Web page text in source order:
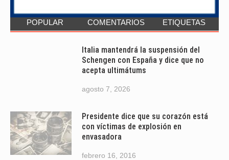
POPULAR COMENTARIOS ETIQUETAS
Italia mantendrá la suspensión del
Schengen con España y dice que no
acepta ultimátums
agosto 7, 2026
Presidente dice que su corazón está
con víctimas de explosión en
envasadora
febrero 16, 2016